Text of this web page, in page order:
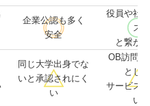
企業公認も多く
安全
役員や社
ス
と繋が
同じ大学出身でな
いと承認されにく
い
OB訪問を
とした
サービス
い